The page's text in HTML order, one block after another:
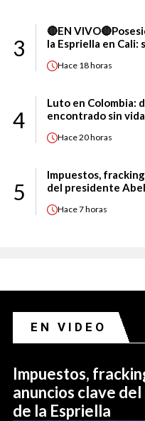
3
🔴EN
la Espriella en Cali:
Hace 18 horas
4
Luto en Colombia:
encontrado sin vida
Hace20 horas
5
Impuestos,
del presidente
Hace7 horas
EN VIDEO
Impuestos,
anuncios clave
de la Espriella